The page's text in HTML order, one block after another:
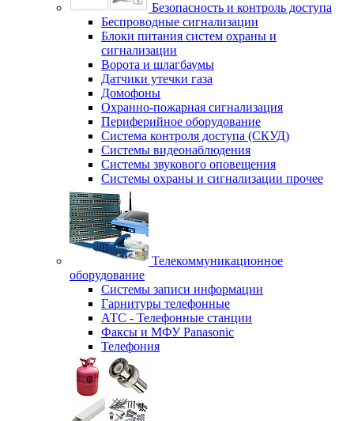
Безопасность и контроль доступа
Беспроводные сигнализации
Блоки питания систем охраны и
сигнализации
Ворота и шлагбаумы
Датчики утечки газа
Домофоны
Охранно-пожарная сигнализация
Периферийное оборудование
Система контроля доступа (СКУД)
Системы видеонаблюдения
Системы звукового оповещения
Системы охраны и сигнализации прочее
Телекоммуникационное
оборудование
Системы записи информации
Гарнитуры телефонные
АТС - Телефонные станции
Факсы и МФУ Panasonic
Телефония